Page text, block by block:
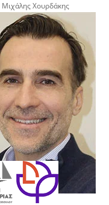
Μιχάλης Χουρδάκης